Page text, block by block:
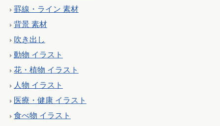
罫線・ライン 素材
背景 素材
吹き出し
動物 イラスト
花・植物 イラスト
人物 イラスト
医療・健康 イラスト
食べ物 イラスト